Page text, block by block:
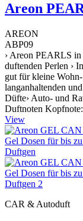
Areon
AREON
ABP09
› Areon PEARLS
duftenden Perlen ›
gut für kleine
langanhaltenden
Düfte› Auto- und
Duftnoten
View
CAR & Autoduft